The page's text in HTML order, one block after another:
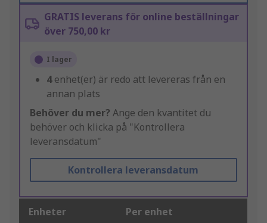
GRATIS leverans för online beställningar
över 750,00 kr
I lager
4enhet(er) är redo att levereras från en
annan plats
Behöver du mer? Ange den kvantitet du
behöver och klicka på "Kontrollera
leveransdatum"
Kontrollera leveransdatum
Enheter Per enhet